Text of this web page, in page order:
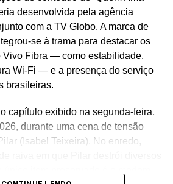
do Fallzão
propostos por MrFalll
partir das 20h (horário de Brasília)
do MrFalll na
mrfalll
sofrer alterações.
Borges e aborda longevidade
ao grupo Aramis Inc., lançou
desenvolvida pela agência
com a TV Globo. A marca de
se à trama para destacar os
Vivo Fibra — como estabilidade,
Wi-Fi — e a presença do serviço
brasileiras.
capítulo exibido na segunda-feira,
durante uma cena de tensão
(Isabel Teixeira). No enredo,